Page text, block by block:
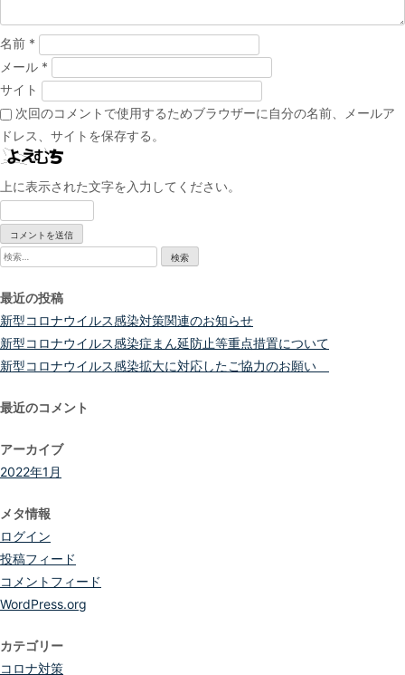
名前 *
メール *
サイト
次回のコメントで使用するためブラウザーに自分の名前、メールア
ドレス、サイトを保存する。
上に表示された文字を入力してください。
検
最近の投稿
新型コロナウイルス感染対策関連のお知らせ
新型コロナウイルス感染症まん延防止等重点措置について
新型コロナウイルス感染拡大に対応したご協力のお願い
最近のコメント
アーカイブ
2022年1月
メタ情報
ログイン
投稿フィード
コメントフィード
WordPress.org
カテゴリー
コロナ対策